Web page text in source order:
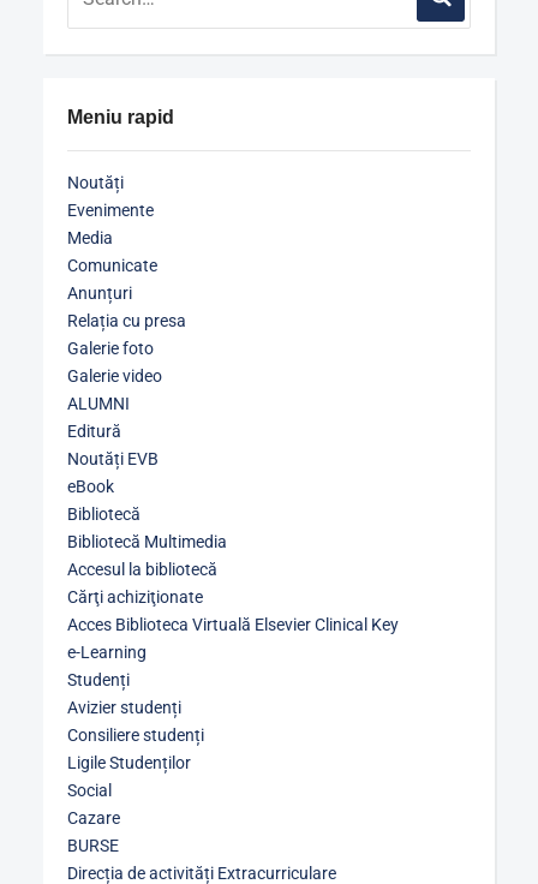
Meniu rapid
Noutăți
Evenimente
Media
Comunicate
Anunțuri
Relația cu presa
Galerie foto
Galerie video
ALUMNI
Editură
Noutăți EVB
eBook
Bibliotecă
Bibliotecă Multimedia
Accesul la bibliotecă
Cărţi achiziţionate
Acces Biblioteca Virtuală Elsevier Clinical Key
e-Learning
Studenți
Avizier studenți
Consiliere studenți
Ligile Studenților
Social
Cazare
BURSE
Direcția de activități Extracurriculare